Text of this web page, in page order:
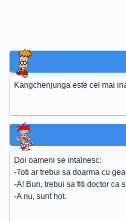
Kangchenjunga este cel mai
Doi oameni se intalnesc:
-Toti ar trebui sa doarma cu
-A! Bun, trebui sa fiti doctor ca
-A nu, sunt hot.